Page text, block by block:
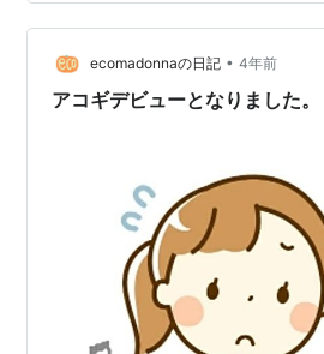
ecomadonnaの日記 • 4年前
アコギデビューとなりました。